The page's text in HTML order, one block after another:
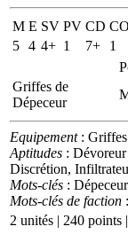
M E SV PV CD CO
5 4 4+ 1 7+
1
Griffes de
Dépeceur
Equipement: Griffes
Aptitudes :
Discrétion,
Mots-clés :
Mots-clés de faction
2 unités | 240 points